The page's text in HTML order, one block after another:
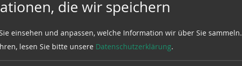
die wir speichern
einsehen und anpassen, welche Information wir über Sie sammeln.
lesen Sie bitte unsere Datenschutzerklärung.